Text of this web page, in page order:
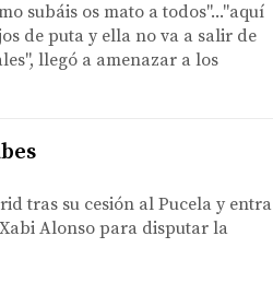
subáis os mato a todos"..."aquí
de puta y ella no va a salir de
llegó a amenazar a los
tras su cesión al Pucela y entra
Alonso para disputar la